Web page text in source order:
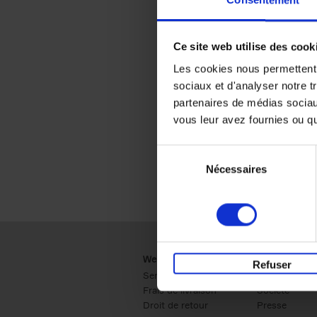
Ce site web utilise des
Les cookies nous
sociaux et d'analyser notre
partenaires de médias
vous leur avez fournies ou
Nécessaires
Refuser
Webshop
Service clients
Frais de livraison
Droit de retour
Business
Ventes
Société
Presse